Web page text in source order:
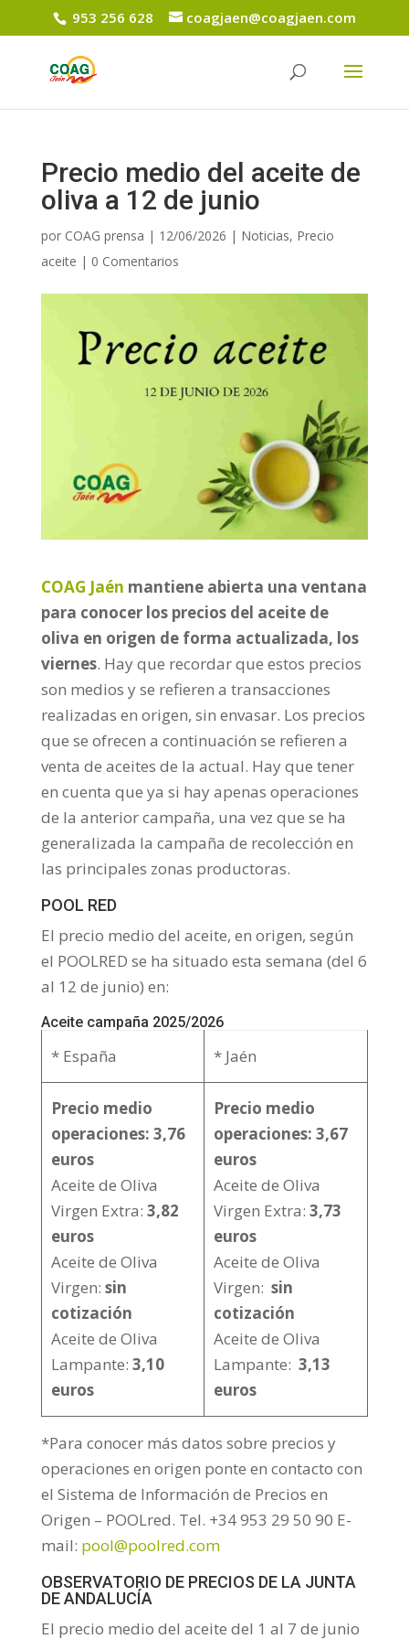
953 256 628 coagjaen@coagjaen.com
Precio medio del aceite de
oliva a 12 de junio
por COAG prensa | 12/06/2026 | Noticias, Precio
aceite | 0 Comentarios
COAG Jaén mantiene abierta una ventana
para conocer los precios del aceite de
oliva en origen de forma actualizada, los
viernes. Hay que recordar que estos precios
son medios y se refieren a transacciones
realizadas en origen, sin envasar. Los precios
que se ofrecen a continuación se refieren a
venta de aceites de la actual. Hay que tener
en cuenta que ya si hay apenas operaciones
de la anterior campaña, una vez que se ha
generalizada la campaña de recolección en
las principales zonas productoras.
POOL RED
El precio medio del aceite, en origen, según
el POOLRED se ha situado esta semana (del 6
al 12 de junio) en:
Aceite campaña 2025/2026
* España * Jaén
Precio medio
operaciones: 3,76
euros
Aceite de Oliva
Virgen Extra: 3,82
euros
Aceite de Oliva
Virgen: sin
cotización
Aceite de Oliva
Lampante: 3,10
euros
Precio medio
operaciones: 3,67
euros
Aceite de Oliva
Virgen Extra: 3,73
euros
Aceite de Oliva
Virgen: sin
cotización
Aceite de Oliva
Lampante: 3,13
euros
*Para conocer más datos sobre precios y
operaciones en origen ponte en contacto con
el Sistema de Información de Precios en
Origen – POOLred. Tel. +34 953 29 50 90 E-
mail: pool@poolred.com
OBSERVATORIO DE PRECIOS DE LA JUNTA
DE ANDALUCÍA
El precio medio del aceite del 1 al 7 de junio